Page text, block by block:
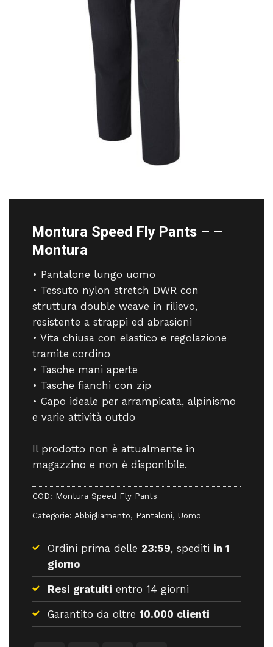
Montura Speed Fly Pants – –
Montura
• Pantalone lungo uomo
• Tessuto nylon stretch DWR con
struttura double weave in rilievo,
resistente a strappi ed abrasioni
• Vita chiusa con elastico e regolazione
tramite cordino
• Tasche mani aperte
• Tasche fianchi con zip
• Capo ideale per arrampicata, alpinismo
e varie attività outdo
Il prodotto non è attualmente in
magazzino e non è disponibile.
COD: Montura Speed Fly Pants
Categorie: Abbigliamento, Pantaloni, Uomo
Ordini prima delle 23:59, spediti in 1
giorno
Resi gratuiti entro 14 giorni
Garantito da oltre 10.000 clienti